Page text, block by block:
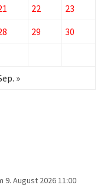
22
23
29
30
»
9. August 2026 11:00